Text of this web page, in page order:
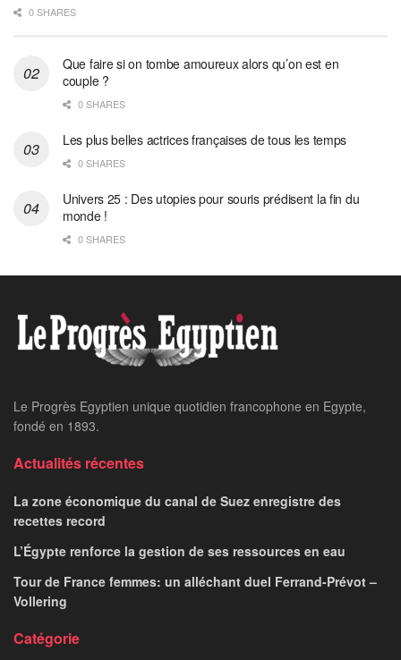
0 SHARES
Que faire si on tombe amoureux alors qu’on est en
couple ?
0 SHARES
Les plus belles actrices françaises de tous les temps
0 SHARES
Univers 25 : Des utopies pour souris prédisent la fin du
monde !
0 SHARES
Le général Atef Mouftah,
superviseur général du
GME s’épanche au
Progrès Egyptien
par NEVINE AHMED November 1, 2025